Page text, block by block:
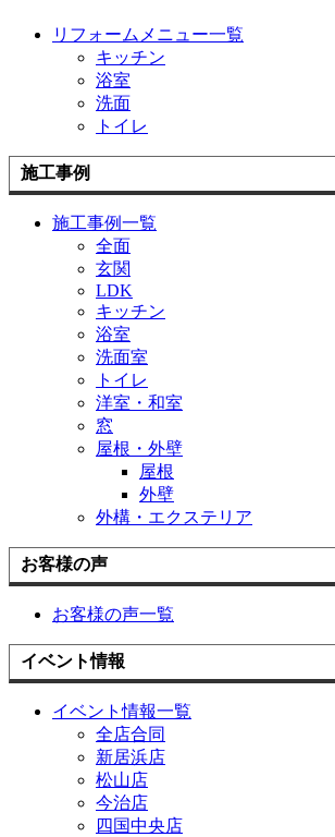
リフォームメニュー一覧
キッチン
浴室
洗面
トイレ
施工事例
施工事例一覧
全面
玄関
LDK
キッチン
浴室
洗面室
トイレ
洋室・和室
窓
屋根・外壁
屋根
外壁
外構・エクステリア
お客様の声
お客様の声一覧
イベント情報
イベント情報一覧
全店合同
新居浜店
松山店
今治店
四国中央店